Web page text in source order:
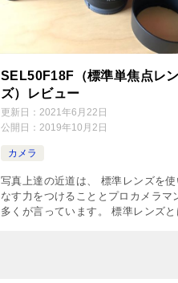
SEL50F18F（標準単焦点レン
ズ）レビュー
更新日： 2021年6月22日
公開日： 2019年10月2日
カメラ
写真上達の近道は、 標準レンズを使
なす力をつけることとプロカメラマ
多くが言っています。 標準レンズと